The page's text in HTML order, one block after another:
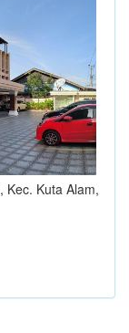
Kec. Kuta Alam,